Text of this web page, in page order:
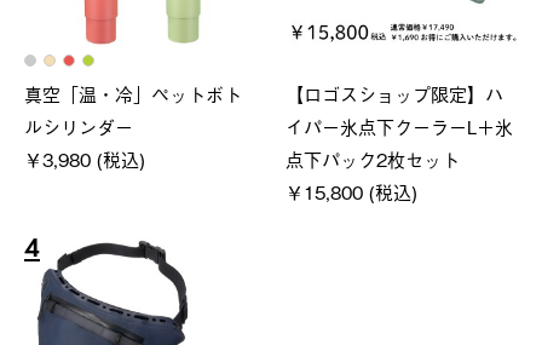
真空「温・冷」ペットボト
ルシリンダー
￥3,980 (税込)
【ロゴスショップ限定】ハ
イパー氷点下クーラーL＋氷
点下パック2枚セット
￥15,800 (税込)
4